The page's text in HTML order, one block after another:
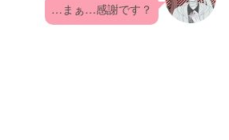
…まぁ…感謝です？